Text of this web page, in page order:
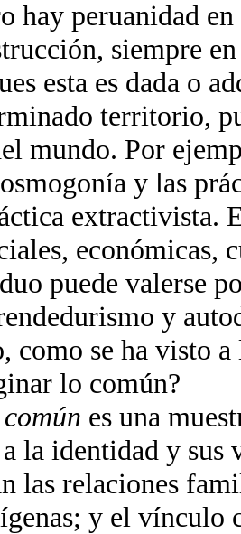
hay peruanidad
siempre
esta es dada o
territorio,
mundo. Por
y las
extractivista.
puede valerse
y
como se ha visto
lo común?
es una
la identidad y
las relaciones
y el vínculo